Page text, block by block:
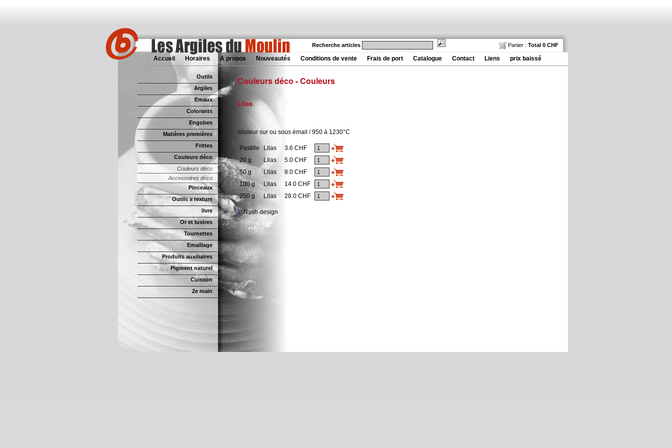
Accueil Horaires A propos Nouveautés Conditions de vente Frais de port Catalogue Contact Liens prix baissé
Recherche articles Panier : Total 0 CHF
Outils
Argiles
Emaux
Colorants
Engobes
Matières premières
Frittes
Couleurs déco
Couleurs déco
Accessoires déco
Pinceaux
Outils a texture
livre
Or et lustres
Tournettes
Emaillage
Produits auxiliaires
Pigment naturel
Cuisson
2e main
Couleurs déco - Couleurs
Lilas
couleur sur ou sous émail / 950 à 1230°C
Pastille Lilas
3.6 CHF
20 g
Lilas
5.0 CHF
50 g
Lilas
8.0 CHF
100 g
Lilas
14.0 CHF
250 g
Lilas 28.0 CHF
© Nash design